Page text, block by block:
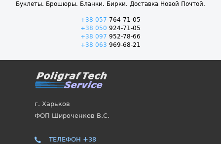
Буклеты. Брошюры. Бланки. Бирки. Доставка Новой Почтой.
+38 057 764-71-05
+38 050 924-71-05
+38 097 952-78-66
+38 063 969-68-21
г. Харьков
ФОП Широченков В.С.
ТЕЛЕФОН +38